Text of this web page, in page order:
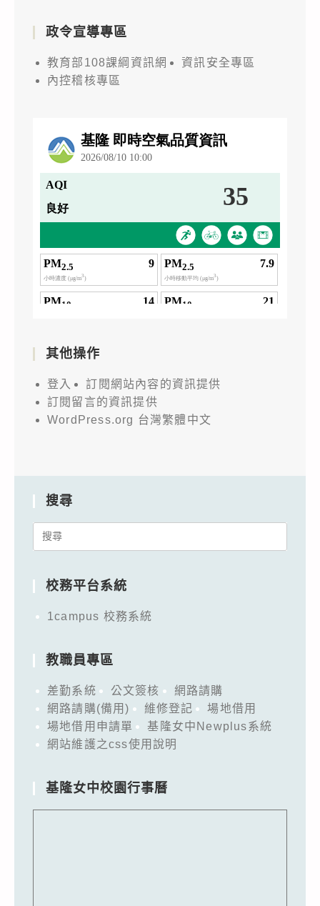
政令宣導專區
教育部108課綱資訊網
資訊安全專區
內控稽核專區
其他操作
登入
訂閱網站內容的資訊提供
訂閱留言的資訊提供
WordPress.org 台灣繁體中文
搜尋
Search
校務平台系統
1campus 校務系統
教職員專區
差勤系統 公文簽核
網路請購
網路請購(備用)
維修登記
場地借用
場地借用申請單
基隆女中Newplus系統
網站維護之css使用說明
基隆女中校園行事曆